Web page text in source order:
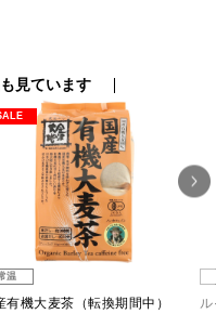
見ています
温
有機大麦茶（転換期間中）